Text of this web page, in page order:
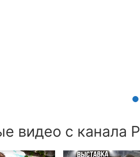
видео с канала